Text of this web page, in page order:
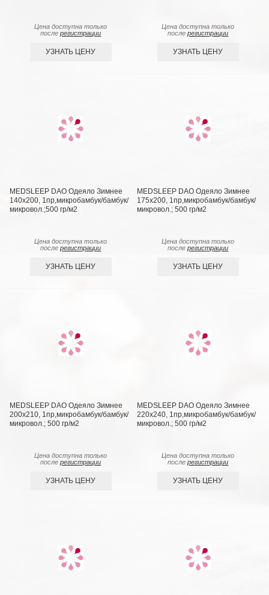
Цена доступна только
послерегистрации
УЗНАТЬ ЦЕНУ
Цена доступна только
послерегистрации
УЗНАТЬ ЦЕНУ
MEDSLEEP DAO Одеяло Зимнее
140х200, 1пр,микробамбук/бамбук/
микровол.;500 гр/м2
Цена доступна только
послерегистрации
УЗНАТЬ ЦЕНУ
MEDSLEEP DAO Одеяло Зимнее
175х200, 1пр,микробамбук/бамбук/
микровол.; 500 гр/м2
Цена доступна только
послерегистрации
УЗНАТЬ ЦЕНУ
MEDSLEEP DAO Одеяло Зимнее
200х210, 1пр,микробамбук/бамбук/
микровол.; 500 гр/м2
Цена доступна только
послерегистрации
УЗНАТЬ ЦЕНУ
MEDSLEEP DAO Одеяло Зимнее
220х240, 1пр,микробамбук/бамбук/
микровол.; 500 гр/м2
Цена доступна только
послерегистрации
УЗНАТЬ ЦЕНУ